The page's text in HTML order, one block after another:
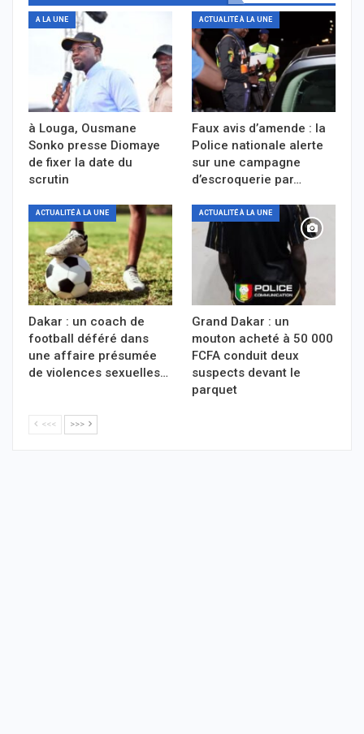
A LA UNE
à Louga, Ousmane
Sonko presse Diomaye
de fixer la date du
scrutin
ACTUALITÉ À LA UNE
Faux avis d’amende : la
Police nationale alerte
sur une campagne
d’escroquerie par…
ACTUALITÉ À LA UNE
Dakar : un coach de
football déféré dans
une affaire présumée
de violences sexuelles…
ACTUALITÉ À LA UNE
Grand Dakar : un
mouton acheté à 50 000
FCFA conduit deux
suspects devant le
parquet
<<< >>>